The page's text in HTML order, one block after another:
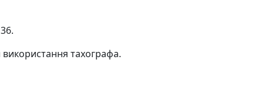
використання тахографа.